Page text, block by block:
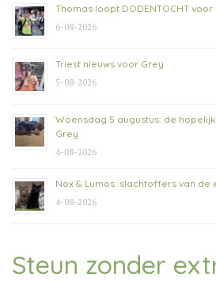
Thomas loopt DODENTOCHT
6-08-2026
Triest nieuws voor Grey
5-08-2026
Woensdag 5 augustus: de
Grey
4-08-2026
Nox & Lumos :slachtoffers van de
4-08-2026
Steun zonder